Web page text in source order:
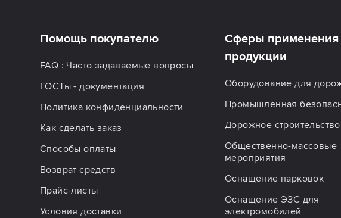
Помощь покупателю
FAQ : Часто задаваемые вопросы
ГОСТы - документация
Политика конфиденциальности
Как сделать заказ
Способы оплаты
Возврат средств
Прайс-листы
Условия доставки
Сферы
продукции
Оборудование для
Промышленная
Дорожное строительство
Общественно-массовые
мероприятия
Оснащение парковок
Оснащение ЭЗС для
электромобилей